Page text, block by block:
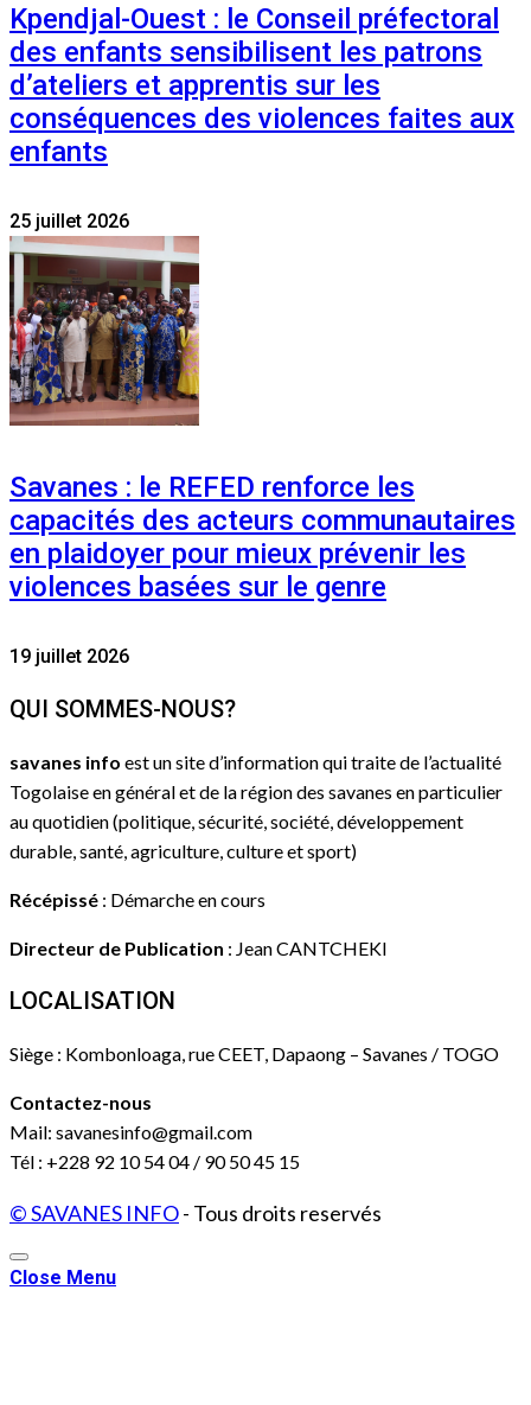
Kpendjal-Ouest : le Conseil préfectoral
des enfants sensibilisent les patrons
d’ateliers et apprentis sur les
conséquences des violences faites aux
enfants
25 juillet 2026
Savanes : le REFED renforce les
capacités des acteurs communautaires
en plaidoyer pour mieux prévenir les
violences basées sur le genre
19 juillet 2026
QUI SOMMES-NOUS?
savanes info est un site d’information qui traite de l’actualité
Togolaise en général et de la région des savanes en particulier
au quotidien (politique, sécurité, société, développement
durable, santé, agriculture, culture et sport)
Récépissé : Démarche en cours
Directeur de Publication : Jean CANTCHEKI
LOCALISATION
Siège : Kombonloaga, rue CEET, Dapaong – Savanes / TOGO
Contactez-nous
Mail: savanesinfo@gmail.com
Tél : +228 92 10 54 04 / 90 50 45 15
© SAVANES INFO- Tous droits reservés
Close Menu